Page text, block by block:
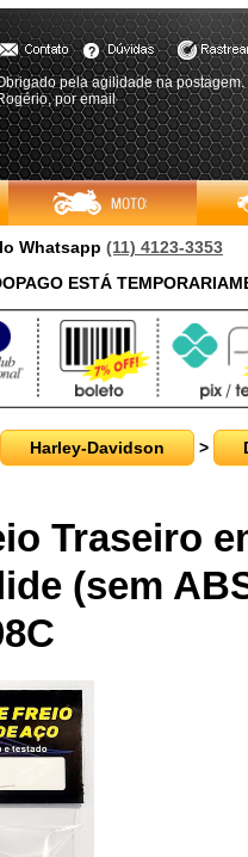
pela agilidade na postagem.
por email
Whatsapp (11) 4123-3353
ESTÁ
Harley-Davidson >
Traseiro
(sem